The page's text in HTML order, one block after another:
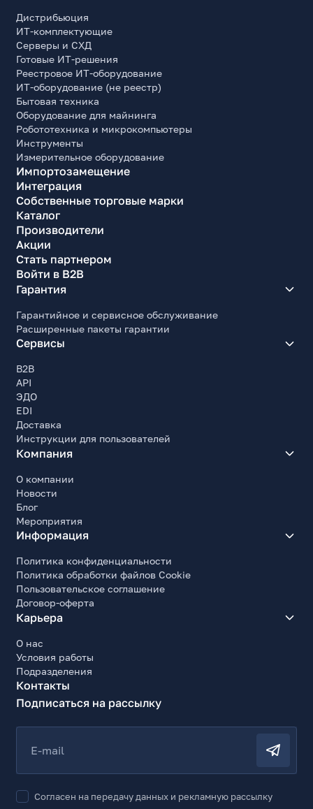
Дистрибьюция
ИТ-комплектующие
Серверы и СХД
Готовые ИТ-решения
Реестровое ИТ-оборудование
ИТ-оборудование (не реестр)
Бытовая техника
Оборудование для майнинга
Робототехника и микрокомпьютеры
Инструменты
Измерительное оборудование
Импортозамещение
Интеграция
Собственные торговые марки
Каталог
Производители
Акции
Стать партнером
Войти в B2B
Гарантия
Гарантийное и сервисное обслуживание
Расширенные пакеты гарантии
Сервисы
B2B
API
ЭДО
EDI
Доставка
Инструкции для пользователей
Компания
О компании
Новости
Блог
Мероприятия
Информация
Политика конфиденциальности
Политика обработки файлов Cookie
Пользовательское соглашение
Договор-оферта
Карьера
О нас
Условия работы
Подразделения
Контакты
Подписаться на рассылку
E-mail
Согласен на передачу данных и рекламную рассылку